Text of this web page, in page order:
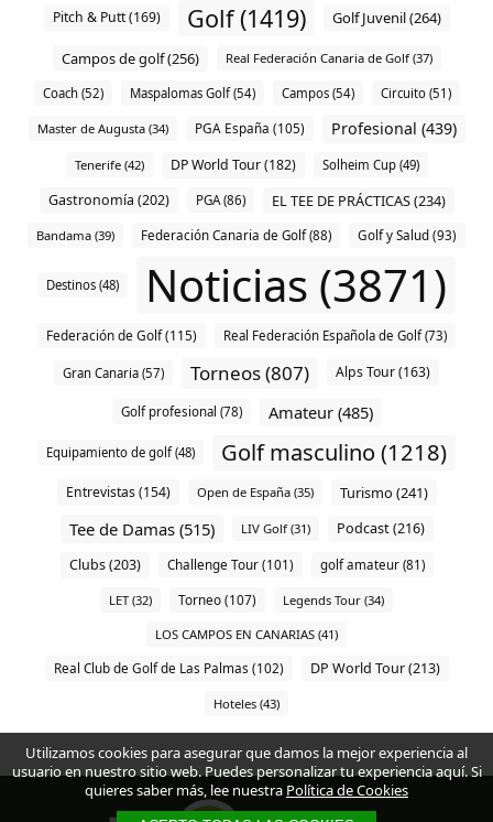
Pitch & Putt (169) Golf (1419) Golf Juvenil (264)
Campos de golf (256) Real Federación Canaria de Golf (37)
Coach (52) Maspalomas Golf (54) Campos (54) Circuito (51)
Master de Augusta (34) PGA España (105) Profesional (439)
Tenerife (42) DP World Tour (182) Solheim Cup (49)
Gastronomía (202) PGA (86) EL TEE DE PRÁCTICAS (234)
Bandama (39) Federación Canaria de Golf (88) Golf y Salud (93)
Destinos (48) Noticias (3871)
Federación de Golf (115) Real Federación Española de Golf (73)
Gran Canaria (57) Torneos (807) Alps Tour (163)
Golf profesional (78) Amateur (485)
Equipamiento de golf (48) Golf masculino (1218)
Entrevistas (154) Open de España (35) Turismo (241)
Tee de Damas (515) LIV Golf (31)
Podcast (216)
Clubs (203)
Challenge Tour (101) golf amateur (81)
LET (32) Torneo (107) Legends Tour (34)
LOS CAMPOS EN CANARIAS (41)
Real Club de Golf de Las Palmas (102) DP World Tour (213)
Hoteles (43)
Utilizamos cookies para asegurar que damos la mejor experiencia al
usuario en nuestro sitio web. Puedes personalizar tu experiencia aquí. Si
quieres saber más, lee nuestra Política de Cookies